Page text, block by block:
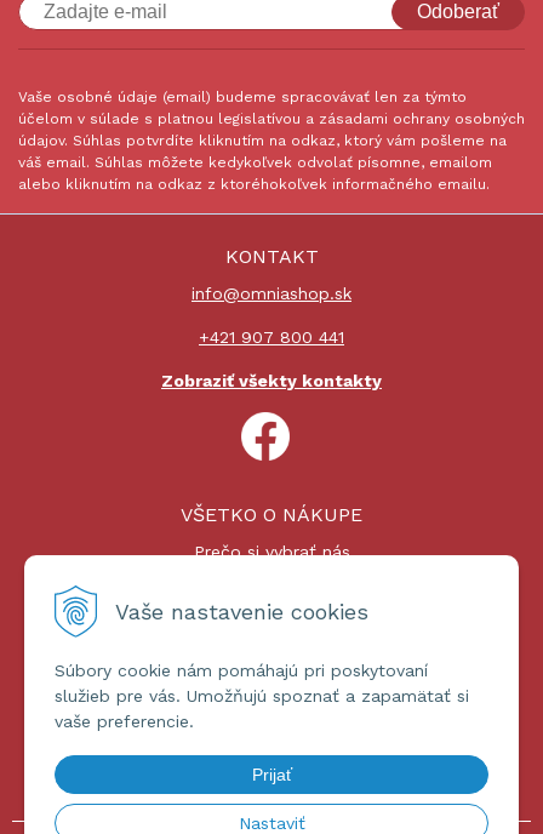
Vaše nastavenie cookies
Súbory cookie nám pomáhajú pri poskytovaní
služieb pre vás. Umožňujú spoznať a zapamätať si
vaše preferencie.
Prijať
Nastaviť
Odoberať
Vaše osobné údaje (email) budeme spracovávať len za týmto
účelom v súlade s platnou legislatívou a zásadami ochrany osobných
údajov. Súhlas potvrdíte kliknutím na odkaz, ktorý vám pošleme na
váš email. Súhlas môžete kedykoľvek odvolať písomne, emailom
alebo kliknutím na odkaz z ktoréhokoľvek informačného emailu.
KONTAKT
info@omniashop.sk
+421 907 800 441
Zobraziť všekty kontakty
VŠETKO O NÁKUPE
Prečo si vybrať nás
Platby a doprava
ĎALŠIE INFORMÁCIE
Obchodné podmienky
Ochrana osobných údajov